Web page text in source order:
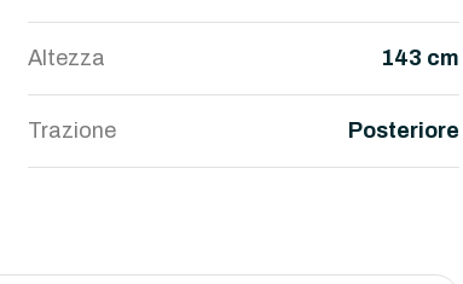
Altezza 143 cm
Trazione Posteriore